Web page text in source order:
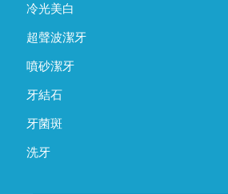
冷光美白
超聲波潔牙
噴砂潔牙
牙結石
牙菌斑
洗牙